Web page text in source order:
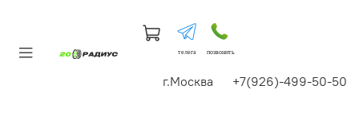
телега позвонить
г.Москва +7(926)-499-50-50